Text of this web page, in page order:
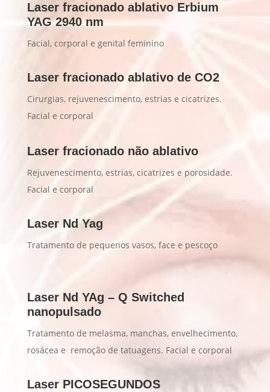
Laser fracionado ablativo Erbium
YAG 2940 nm
Facial, corporal e genital feminino
Laser fracionado ablativo de CO2
Cirurgias, rejuvenescimento, estrias e cicatrizes.
Facial e corporal
Laser fracionado não ablativo
Rejuvenescimento, estrias, cicatrizes e porosidade.
Facial e corporal
Laser Nd Yag
Tratamento de pequenos vasos, face e pescoço
Laser Nd YAg – Q Switched
nanopulsado
Tratamento de melasma, manchas, envelhecimento,
rosácea e remoção de tatuagens. Facial e corporal
Laser PICOSEGUNDOS